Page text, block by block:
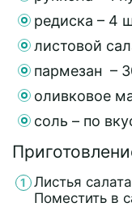
редиска – 4
листовой
пармезан –
оливковое
соль – по
Листья
Поместить в